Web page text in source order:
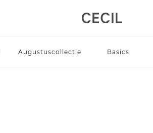
Augustuscollectie Basics